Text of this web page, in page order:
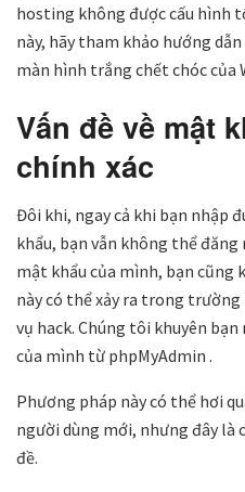
hosting không được cấu hình
này, hãy tham khảo hướng
màn hình trắng chết chóc của
Vấn đề về mật
chính xác
Đôi khi, ngay cả khi bạn nhập
khẩu, bạn vẫn không thể
mật khẩu của mình, bạn cũng
này có thể xảy ra trong
vụ hack. Chúng tôi khuyên
của mình từ phpMyAdmin .
Phương pháp này có thể hơi
người dùng mới, nhưng đây là
đề.